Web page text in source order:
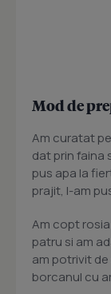
Mod de
Am curatat
dat prin faina
pus apa la
prajit, l-am
Am copt
patru si am
am potrivit
borcanul cu